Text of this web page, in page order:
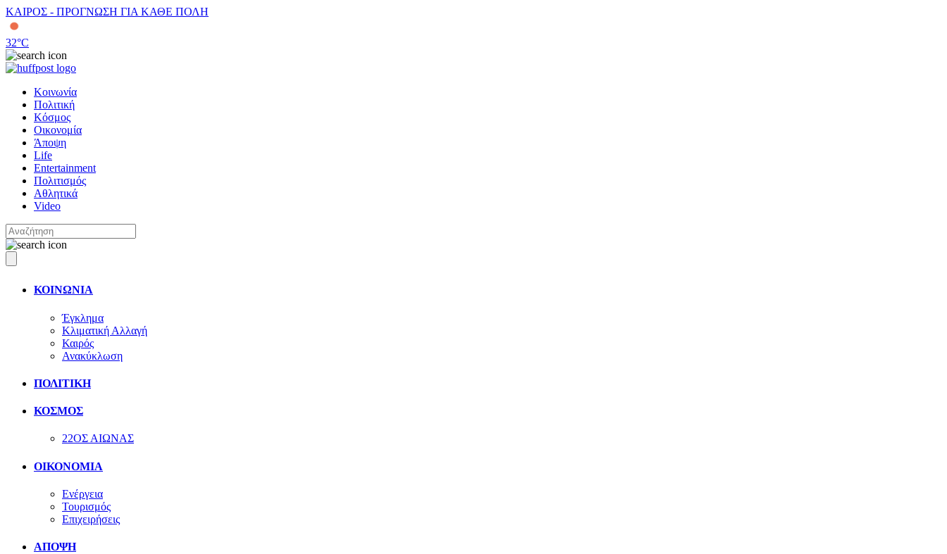
ΚΑΙΡΟΣ - ΠΡΟΓΝΩΣΗ ΓΙΑ ΚΑΘΕ ΠΟΛΗ
32°C
Κοινωνία
Πολιτική
Κόσμος
Οικονομία
Άποψη
Life
Entertainment
Πολιτισμός
Αθλητικά
Video
ΚΟΙΝΩΝΙΑ
Έγκλημα
Κλιματική Αλλαγή
Καιρός
Ανακύκλωση
ΠΟΛΙΤΙΚΗ
ΚΟΣΜΟΣ
22ΟΣ ΑΙΩΝΑΣ
ΟΙΚΟΝΟΜΙΑ
Ενέργεια
Τουρισμός
Επιχειρήσεις
ΑΠΟΨΗ